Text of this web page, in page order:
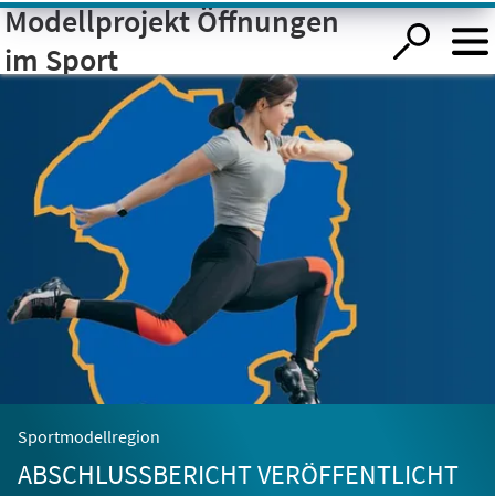
Visuelle
Assistenzsoftware
öffnen.
Modellprojekt Öffnungen
im Sport
Sportmodellregion
ABSCHLUSSBERICHT VERÖFFENTLICHT